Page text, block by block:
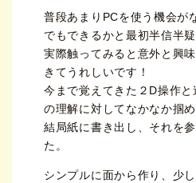
普段あまりPCを使う機会が
でもできるかと最初半信半疑
実際触ってみると意外と興
きてうれしいです！
今まで覚えてきた２D操作
の理解に対してなかなか掴
結局紙に書き出し、それを
た。
シンプルに面から作り、少